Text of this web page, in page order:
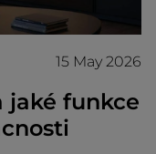
15 May 2026
jaké funkce